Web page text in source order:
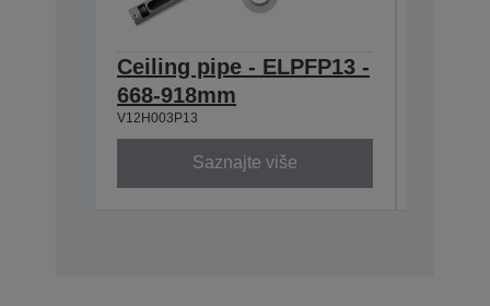
Ceiling pipe - ELPFP13 -
668-918mm
V12H003P13
Saznajte više